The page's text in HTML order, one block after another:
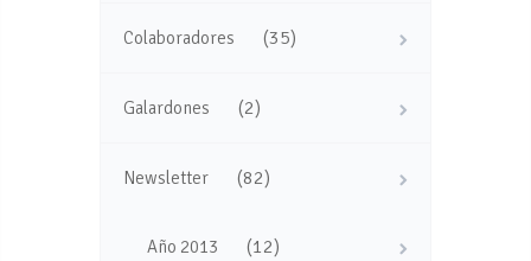
Colaboradores (35)
Galardones (2)
Newsletter (82)
Año 2013 (12)